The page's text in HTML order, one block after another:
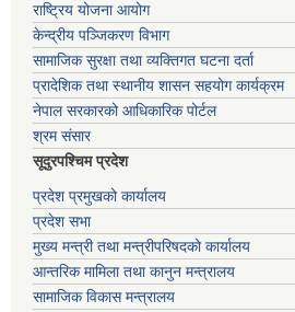
राष्ट्रिय योजना आयोग
केन्द्रीय पञ्जिकरण विभाग
सामाजिक सुरक्षा तथा व्यक्तिगत घटना दर्ता
प्रादेशिक तथा स्थानीय शासन सहयोग कार्यक्रम
नेपाल सरकारको आधिकारिक पोर्टल
श्रम संसार
सूदुरपश्चिम प्रदेश
प्रदेश प्रमुखको कार्यालय
प्रदेश सभा
मुख्य मन्त्री तथा मन्त्रीपरिषदको कार्यालय
आन्तरिक मामिला तथा कानुन मन्त्रालय
सामाजिक विकास मन्त्रालय